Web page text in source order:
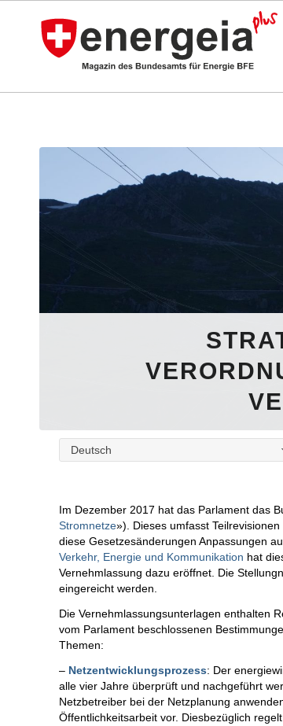
Deutsch
Im Dezember 2017 hat das Parlament das
Stromnetze»). Dieses umfasst
diese Gesetzesänderungen Anpassungen
Verkehr, Energie und Kommunikation hat
Vernehmlassung dazu eröffnet. Die
eingereicht werden.
Die Vernehmlassungsunterlagen enthalten
vom Parlament beschlossenen
Themen:
– Netzentwicklungsprozess: Der
alle vier Jahre überprüft und nachgeführt
Netzbetreiber bei der Netzplanung
Öffentlichkeitsarbeit vor. Diesbezüglich